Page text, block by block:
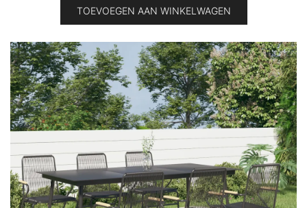
TOEVOEGEN AAN WINKELWAGEN